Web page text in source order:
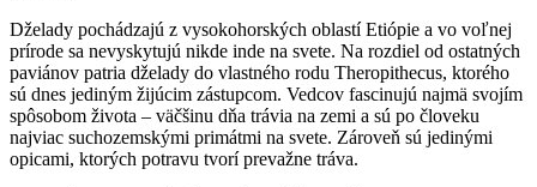
Dželady pochádzajú z vysokohorských oblastí Etiópie a vo voľnej
prírode sa nevyskytujú nikde inde na svete. Na rozdiel od ostatných
paviánov patria dželady do vlastného rodu Theropithecus, ktorého
sú dnes jediným žijúcim zástupcom. Vedcov fascinujú najmä svojím
spôsobom života – väčšinu dňa trávia na zemi a sú po človeku
najviac suchozemskými primátmi na svete. Zároveň sú jedinými
opicami, ktorých potravu tvorí prevažne tráva.